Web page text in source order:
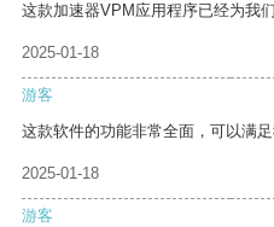
这款加速器VPM应用程序已经为我
2025-01-18
游客
这款软件的功能非常全面，可以满足
2025-01-18
游客